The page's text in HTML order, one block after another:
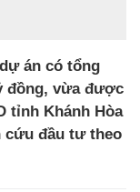
án có tổng
đồng, vừa được
tỉnh Khánh Hòa
cứu đầu tư theo